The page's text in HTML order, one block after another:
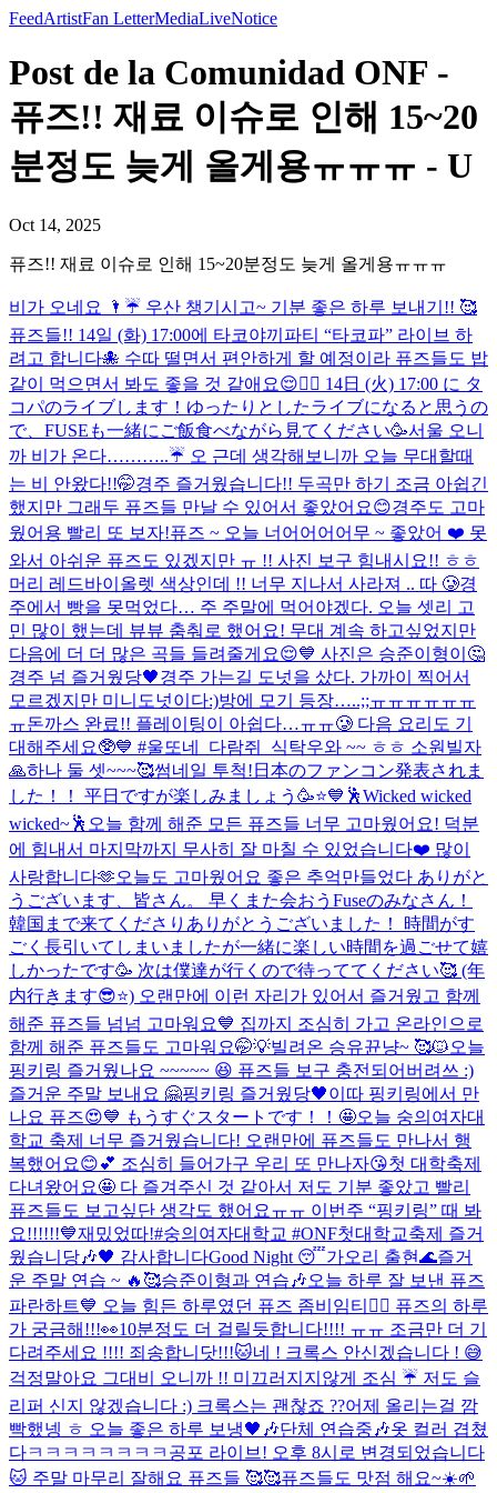
FeedArtistFan LetterMediaLiveNotice
Post de la Comunidad ONF -
퓨즈!! 재료 이슈로 인해 15~20
분정도 늦게 올게용ㅠㅠㅠ - U
Oct 14, 2025
퓨즈!! 재료 이슈로 인해 15~20분정도 늦게 올게용ㅠㅠㅠ
비가 오네요 🌂☔️ 우산 챙기시고~ 기분 좋은 하루 보내기!! 🥰
퓨즈들!! 14일 (화) 17:00에 타코야끼파티 “타코파” 라이브 하
려고 합니다🐙 수따 떨면서 편안하게 할 예정이라 퓨즈들도 밥
같이 먹으면서 봐도 좋을 것 같애요😌✌🏻 14日 (火) 17:00 に タ
コパのライブします！ゆったりとしたライブになると思うの
で、FUSEも一緒にご飯食べながら見てください🥳서울 오니
까 비가 온다………..☔️ 오 근데 생각해보니까 오늘 무대할때
는 비 안왔다!!🤭경주 즐거웠습니다!! 두곡만 하기 조금 아쉽긴
했지만 그래두 퓨즈들 만날 수 있어서 좋았어요😊경주도 고마
웠어용 빨리 또 보자!퓨즈 ~ 오늘 너어어어어무 ~ 좋았어 ❤️ 못
와서 아쉬운 퓨즈도 있겠지만 ㅠ !! 사진 보구 힘내시요!! ㅎㅎ
머리 레드바이올렛 색상인데 !! 너무 지나서 사라져 .. 따 🥲경
주에서 빵을 못먹었다… 주 주말에 먹어야겠다. 오늘 셋리 고
민 많이 했는데 뷰뷰 춤춰로 했어요! 무대 계속 하고싶었지만
다음에 더 더 많은 곡들 들려줄게요😌💙 사진은 승준이형이🤔
경주 넘 즐거웠당🖤경주 가는길 도넛을 샀다. 가까이 찍어서
모르겠지만 미니도넛이다:)방에 모기 등장…..;;ㅠㅠㅠㅠㅠㅠ
ㅠ돈까스 완료!! 플레이팅이 아쉽다…ㅠㅠ🥲 다음 요리도 기
대해주세요🥸💙 #울또네_다람쥐_식탁우와 ~~ ㅎㅎ 소원빌자
🙏하나 둘 셋~~~🥰썸네일 투척! 日本のファンコン発表されま
した！！ 平日ですが楽しみましょう🥳⭐️💙 🕺Wicked wicked
wicked~🕺 오늘 함께 해준 모든 퓨즈들 너무 고마웠어요! 덕분
에 힘내서 마지막까지 무사히 잘 마칠 수 있었습니다❤️ 많이
사랑합니다🫶오늘도 고마웠어요 좋은 추억만들었다 ありがと
うございます、皆さん。 早くまた会おう Fuseのみなさん！
韓国まで来てくださりありがとうございました！ 時間がす
ごく長引いてしまいましたが一緒に楽しい時間を過ごせて嬉
しかったです🥳 次は僕達が行くので待っててください🥰 (年
内行きます😎⭐️) 오랜만에 이런 자리가 있어서 즐거웠고 함께
해준 퓨즈들 넘넘 고마워요💙 집까지 조심히 가고 온라인으로
함께 해준 퓨즈들도 고마워요🤭💡빌려온 승유뀬냥~ 🥰🐱오늘
핑키링 즐거웠나요 ~~~~~ 😆 퓨즈들 보구 충전되어버려쓰 :)
즐거운 주말 보내요 🤗핑키링 즐거웠당🖤이따 핑키링에서 만
나요 퓨즈😍💙 もうすぐスタートです！！🤩오늘 숭의여자대
학교 축제 너무 즐거웠습니다! 오랜만에 퓨즈들도 만나서 행
복했어요😊💕 조심히 들어가구 우리 또 만나자😘첫 대학축제
다녀왔어요🤩 다 즐겨주신 것 같아서 저도 기분 좋았고 빨리
퓨즈들도 보고싶단 생각도 했어요ㅠㅠ 이번주 “핑키링” 때 봐
요!!!!!!💙재밌었따!#숭의여자대학교 #ONF첫대학교축제 즐거
웠습니당🎶🖤 감사합니다Good Night 😴가오리 출현🌊즐거
운 주말 연습 ~ 🔥🥰승준이형과 연습🎶오늘 하루 잘 보낸 퓨즈
파란하트💙 오늘 힘든 하루였던 퓨즈 좀비임티🧟‍♂️ 퓨즈의 하루
가 궁금해!!!👀10분정도 더 걸릴듯합니다!!!! ㅠㅠ 조금만 더 기
다려주세요 !!!! 죄송합니닷!!!🐱네 ! 크록스 안신겠습니다 ! 😅
걱정말아요 그대 비 오니까 !! 미끄러지지않게 조심 ☔️ 저도 슬
리퍼 신지 않겠습니다 :) 크록스는 괜찮죠 ??어제 올리는걸 깜
빡했넹 ㅎ 오늘 좋은 하루 보냉🖤🎶단체 연습중🎶옷 컬러 겹쳤
다ㅋㅋㅋㅋㅋㅋㅋㅋ 공포 라이브! 오후 8시로 변경되었습니다
🐱 주말 마무리 잘해요 퓨즈들 🥰🥰퓨즈들도 맛점 해요~☀️🌱